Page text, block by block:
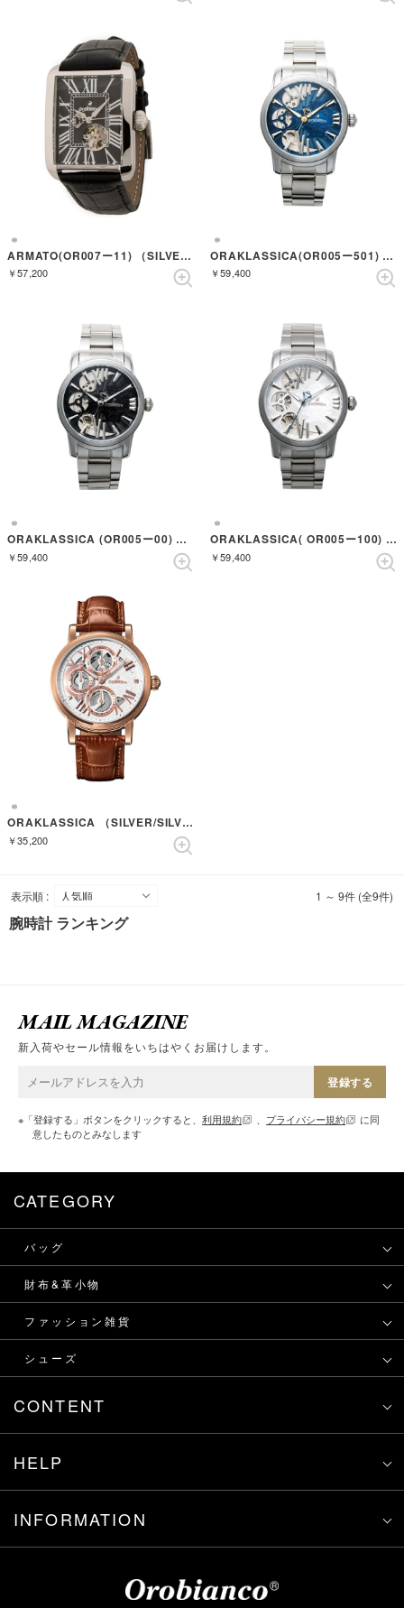
ARMATO(OR007ー11) （SILVER/BLACK）
￥57,200
ORAKLASSICA(OR005ー501) （SILVER/SILVER）
￥59,400
ORAKLASSICA (OR005ー00) （SILVER/BLACK）
￥59,400
ORAKLASSICA( OR005ー100) （SILVER/NAVY）
￥59,400
ORAKLASSICA （SILVER/SILVER/BROWN）
￥35,200
表示順 : 1 ～ 9件 (全9件)
腕時計 ランキング
MAIL MAGAZINE
新入荷やセール情報をいちはやくお届けします。
登録する
※「登録する」ボタンをクリックすると、 利用規約 、 プライバシー規約
に同
意したものとみなします
CATEGORY
バッグ
財布&革小物
ファッション雑貨
シューズ
CONTENT
HELP
INFORMATION